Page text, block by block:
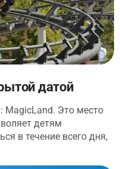
датой
MagicLand. Это место
детям
в течение всего дня,
всего в 45 минутах
более 39